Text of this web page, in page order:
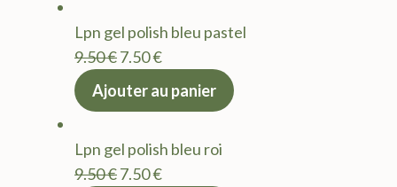
9.50 €.7.50 €.
Lpn gel polish bleu pastel
9.50€Le
prix
9.50 €.
7.50€Le
actuel
7.50 €.
Ajouter au panier
Lpn gel polish bleu roi
9.50€Le
7.50€Le